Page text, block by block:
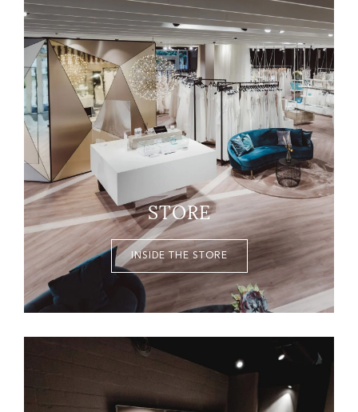
STORE
INSIDE THE STORE